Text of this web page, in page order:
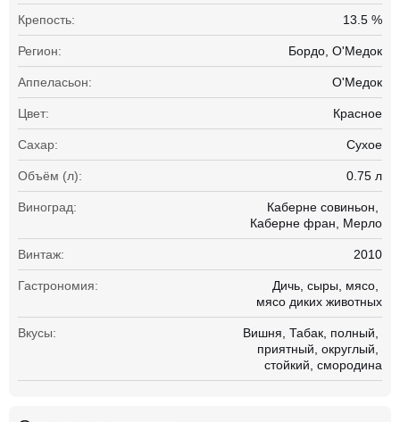
Крепость: 13.5 %
Регион: Бордо, О'Медок
Аппеласьон: О'Медок
Цвет: Красное
Сахар: Сухое
Объём (л): 0.75 л
Виноград:
Каберне совиньон
Каберне фран
Мерло
Винтаж: 2010
Гастрономия: Дичь сыры
мясо
мясо диких животных
Вкусы: Вишня Табак полный
приятный округлый
стойкий смородина